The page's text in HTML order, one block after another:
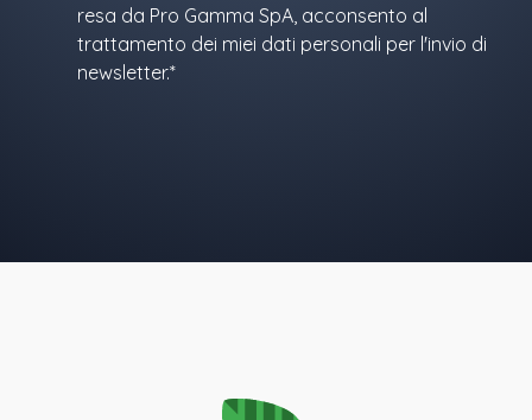
resa da Pro Gamma SpA, acconsento al
trattamento dei miei dati personali per l'invio di
newsletter.*